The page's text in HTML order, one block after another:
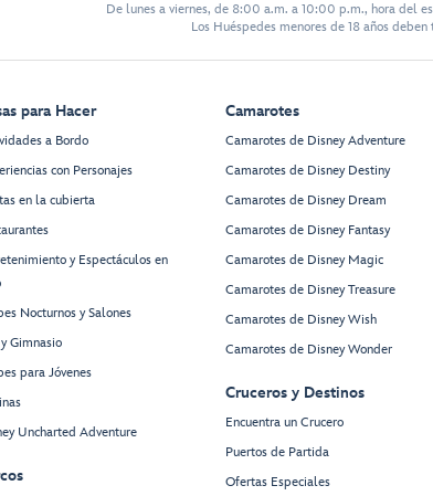
De lunes a viernes, de 8:00 a.m. a 10:00 p.m., hora del
Los Huéspedes menores de 18 años
para Hacer
a Bordo
con Personajes
en la cubierta
y Espectáculos en
Nocturnos y Salones
Gimnasio
para Jóvenes
Uncharted Adventure
Camarotes
Camarotes de Disney Adventure
Camarotes de Disney Destiny
Camarotes de Disney Dream
Camarotes de Disney Fantasy
Camarotes de Disney Magic
Camarotes de Disney Treasure
Camarotes de Disney Wish
Camarotes de Disney Wonder
Cruceros y Destinos
Encuentra un Crucero
Puertos de Partida
Ofertas Especiales